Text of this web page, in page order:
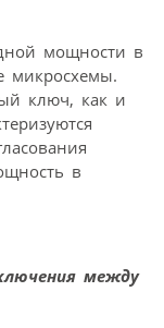
мощности в
микросхемы.
ключ, как и
в
между